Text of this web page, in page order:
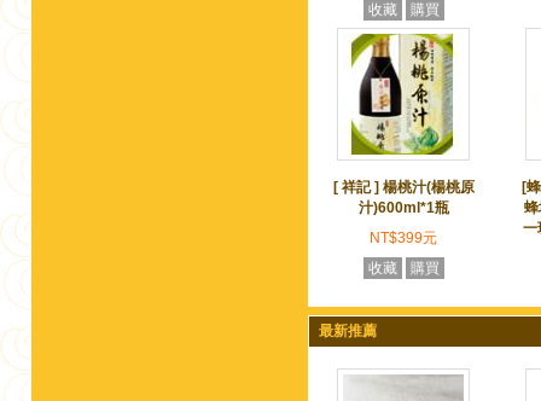
收藏
購買
[ 祥記 ] 楊桃汁(楊桃原
汁)600ml*1瓶
NT$399元
收藏
購買
[
一
最新推薦